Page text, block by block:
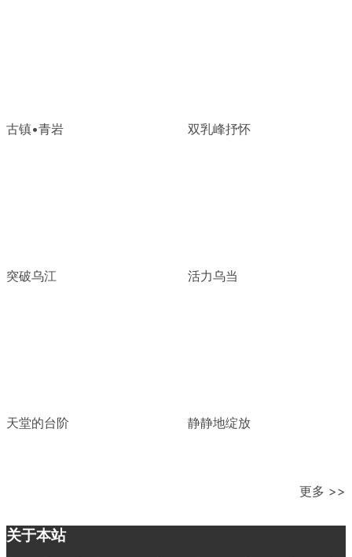
古镇•青岩 双乳峰抒怀
突破乌江 活力乌当
天堂的台阶 静静地绽放
更多 >>
关于本站